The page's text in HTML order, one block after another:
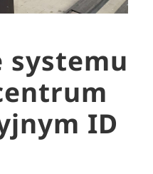
systemu
ID